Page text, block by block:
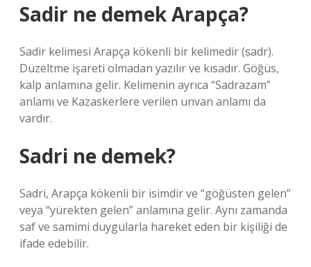
Sadir ne demek Arapça?
Sadir kelimesi Arapça kökenli bir kelimedir (ṣadr).
Düzeltme işareti olmadan yazılır ve kısadır. Göğüs,
kalp anlamına gelir. Kelimenin ayrıca “Sadrazam”
anlamı ve Kazaskerlere verilen unvan anlamı da
vardır.
Sadri ne demek?
Sadri, Arapça kökenli bir isimdir ve “göğüsten gelen”
veya “yürekten gelen” anlamına gelir. Aynı zamanda
saf ve samimi duygularla hareket eden bir kişiliği de
ifade edebilir.